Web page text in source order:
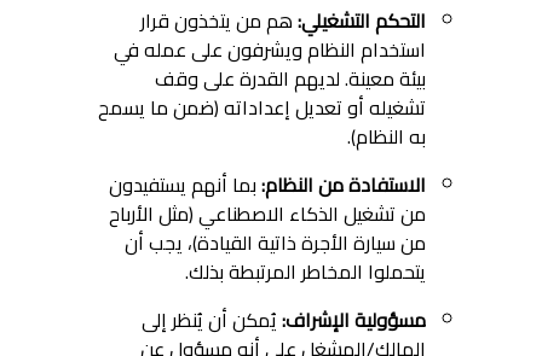
التحكم التشغيلي:هم من يتخذون قرار
استخدام النظام ويشرفون على عمله في
بيئة معينة. لديهم القدرة على وقف
تشغيله أو تعديل إعداداته (ضمن ما يسمح
به النظام).
الاستفادة من النظام:بما أنهم يستفيدون
من تشغيل الذكاء الاصطناعي (مثل الأرباح
من سيارة الأجرة ذاتية القيادة)، يجب أن
يتحملوا المخاطر المرتبطة بذلك.
مسؤولية الإشراف:يُمكن أن يُنظر إلى
المالك/المشغل على أنه مسؤول عن